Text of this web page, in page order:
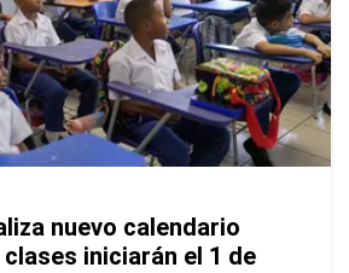
nuevo calendario
iniciarán el 1 de